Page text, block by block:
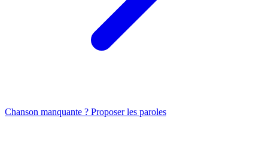
Chanson manquante ? Proposer les paroles